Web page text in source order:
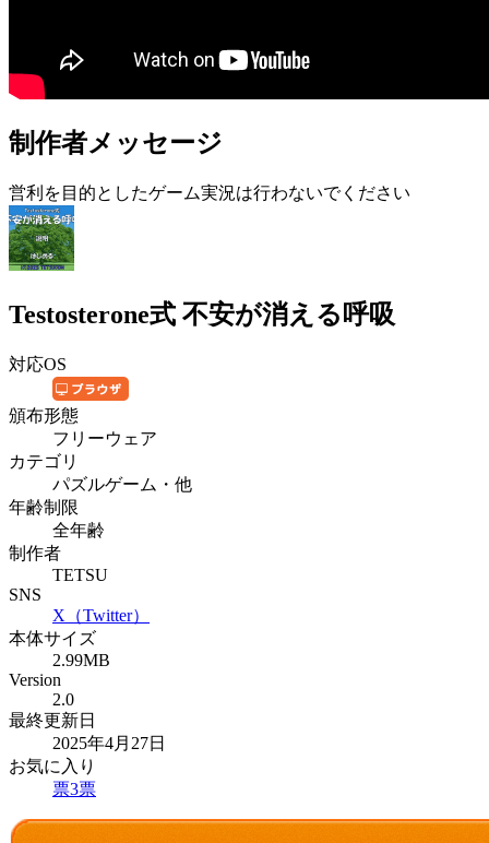
制作者メッセージ
営利を目的としたゲーム実況は行わないでください
Testosterone式 不安が消える呼吸
対応OS
頒布形態
フリーウェア
カテゴリ
パズルゲーム・他
年齢制限
全年齢
制作者
TETSU
SNS
X（Twitter）
本体サイズ
2.99MB
Version
2.0
最終更新日
2025年4月27日
お気に入り
票3票